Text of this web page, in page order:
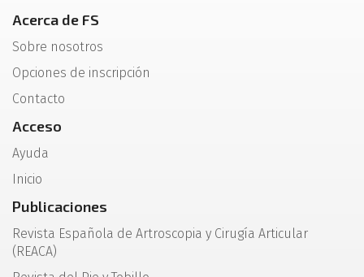
Acerca de FS
Sobre nosotros
Opciones de inscripción
Contacto
Acceso
Ayuda
Inicio
Publicaciones
Revista Española de Artroscopia y Cirugía Articular
(REACA)